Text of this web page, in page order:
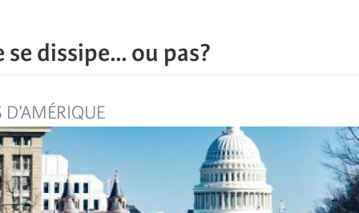
se dissipe... ou pas?